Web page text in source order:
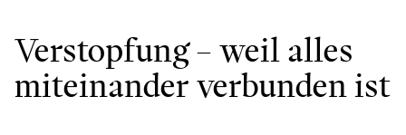
Verstopfung – weil alles
miteinander verbunden ist